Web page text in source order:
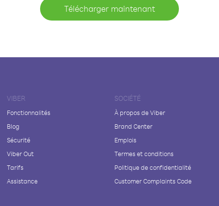
Télécharger maintenant
VIBER
Fonctionnalités
Blog
Sécurité
Viber Out
Tarifs
Assistance
SOCIÉTÉ
À propos de Viber
Brand Center
Emplois
Termes et conditions
Politique de confidentialité
Customer Complaints Code